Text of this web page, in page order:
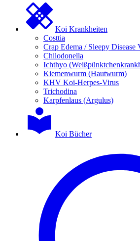
Koi Krankheiten
Costtia
Crap Edema / Sleepy
Chilodonella
Ichthyo
Kiemenwurm (Hautwurm)
KHV Koi-Herpes-Virus
Trichodina
Karpfenlaus (Argulus)
Koi Bücher